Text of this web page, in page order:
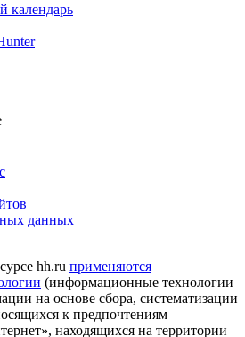
календарь
данных
hh.ru применяются
(информационные технологии
на основе сбора, систематизации
к предпочтениям
находящихся на территории